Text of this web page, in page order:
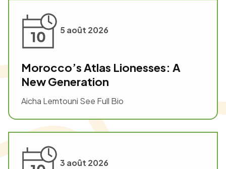
5 août 2026
Morocco’s Atlas Lionesses: A
New Generation
Aicha Lemtouni See Full Bio
3 août 2026